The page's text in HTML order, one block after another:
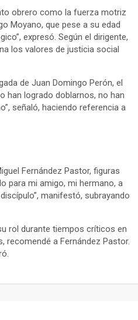
obrero como la fuerza motriz
Moyano, que pese a su edad
expresó. Según el dirigente,
los valores de justicia social
de Juan Domingo Perón, el
han logrado doblarnos, no han
señaló, haciendo referencia a
Fernández Pastor, figuras
para mi amigo, mi hermano, a
manifestó, subrayando
rol durante tiempos críticos en
recomendé a Fernández Pastor.